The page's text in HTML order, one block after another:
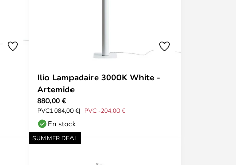
Ilio Lampadaire 3000K White -
Artemide
880,00 €
PVC1 084,00 € PVC -204,00 €
En stock
SUMMER DEAL